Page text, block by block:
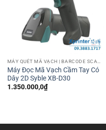
Máy Đọc Mã Vạch Cầm Tay Có
Dây 2D Syble XB-D30
1.350.000,0₫